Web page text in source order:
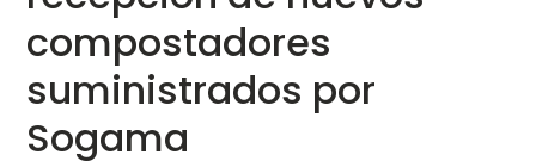
compostadores
suministrados por
Sogama